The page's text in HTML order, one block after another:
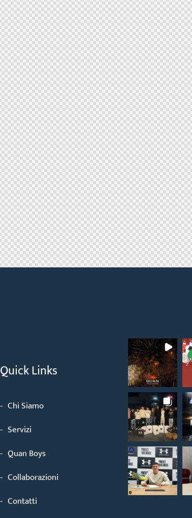
Quick Links
Chi Siamo
Servizi
Quan Boys
Collaborazioni
Contatti